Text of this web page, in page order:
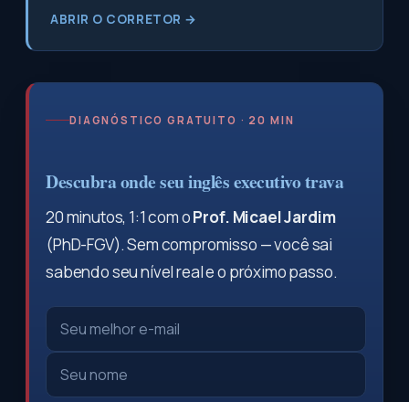
ABRIR O CORRETOR →
DIAGNÓSTICO GRATUITO · 20 MIN
Descubra onde seu inglês executivo trava
20 minutos, 1:1 com oProf. Micael Jardim
(PhD-FGV). Sem compromisso — você sai
sabendo seu nível real e o próximo passo.